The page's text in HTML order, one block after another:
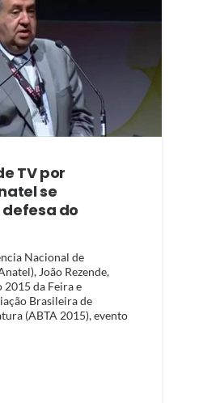
TV por
se
do
Nacional de
João Rezende,
da Feira e
Brasileira de
(ABTA 2015), evento